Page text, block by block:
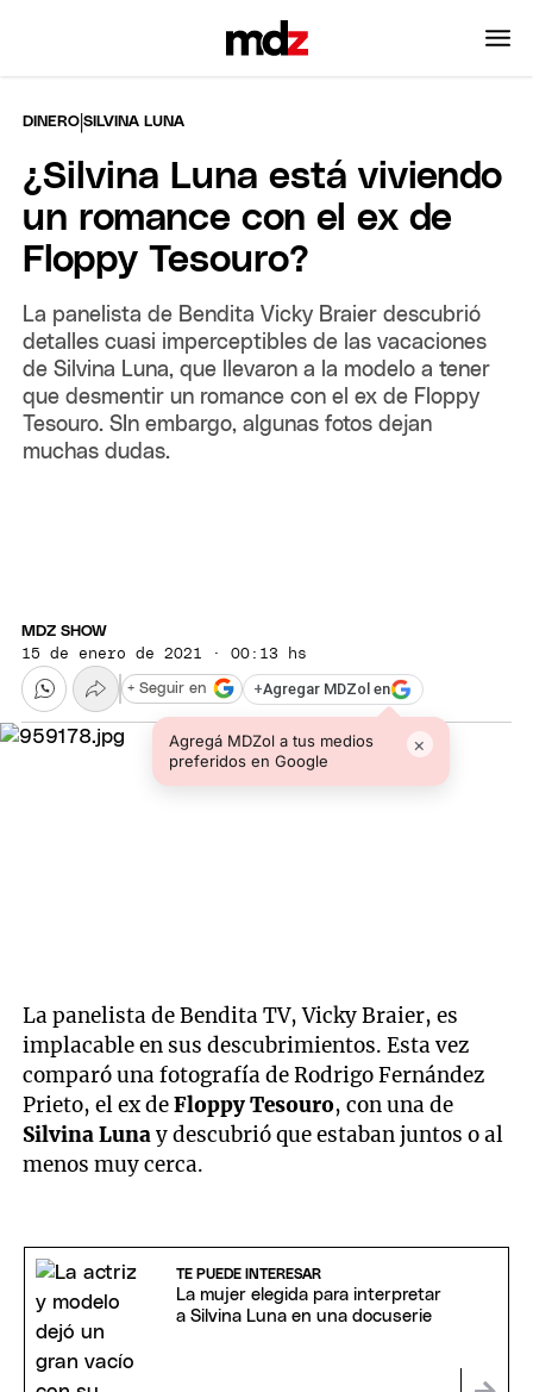
DINERO |SILVINA LUNA
¿Silvina Luna está viviendo
un romance con el ex de
Floppy Tesouro?
La panelista de Bendita Vicky Braier descubrió
detalles cuasi imperceptibles de las vacaciones
de Silvina Luna, que llevaron a la modelo a tener
que desmentir un romance con el ex de Floppy
Tesouro. SIn embargo, algunas fotos dejan
muchas dudas.
MDZ SHOW
15 de enero de 2021 · 00:13 hs
+Agregar MDZol en
Agregá MDZol a tus medios
preferidos en Google
×
+ Seguir en
La panelista de Bendita TV, Vicky Braier, es
implacable en sus descubrimientos. Esta vez
comparó una fotografía de Rodrigo Fernández
Prieto, el ex deFloppy Tesouro, con una de
Silvina Lunay descubrió que estaban juntos o al
menos muy cerca.
TE PUEDE INTERESAR
La mujer elegida para interpretar
a Silvina Luna en una docuserie